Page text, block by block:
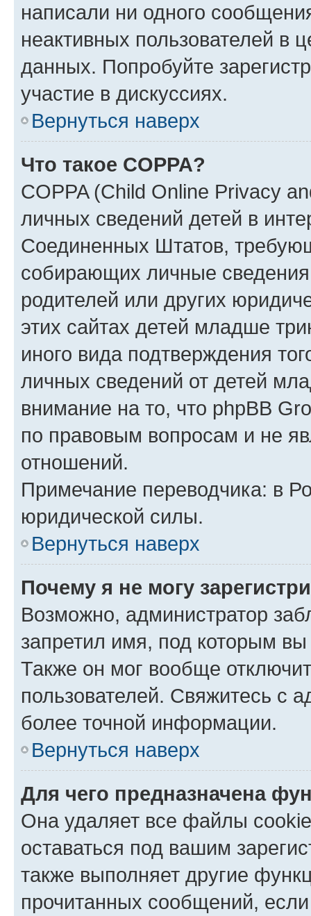
написали ни одного
неактивных пользователей в
данных. Попробуйте
участие в дискуссиях.
Вернуться наверх
Что такое COPPA?
COPPA (Child Online Privacy
личных сведений детей в
Соединенных Штатов,
собирающих личные
родителей или других
этих сайтах детей младше
иного вида подтверждения
личных сведений от детей
внимание на то, что phpBB
по правовым вопросам и не
отношений.
Примечание переводчика: в
юридической силы.
Вернуться наверх
Почему я не могу
Возможно, администратор
запретил имя, под которым вы
Также он мог вообще
пользователей. Свяжитесь с
более точной информации.
Вернуться наверх
Для чего предназначена
Она удаляет все файлы
оставаться под вашим
также выполняет другие
прочитанных сообщений,